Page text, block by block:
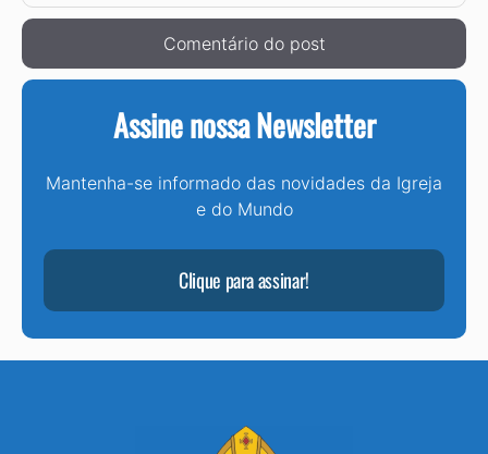
Assine nossa Newsletter
Mantenha-se informado das novidades da Igreja
e do Mundo
Clique para assinar!